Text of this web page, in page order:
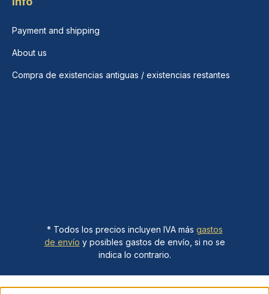
Payment and shipping
About us
Compra de existencias antiguas / existencias restantes
* Todos los precios incluyen IVA más gastos
de envío y posibles gastos de envío, si no se
indica lo contrario.